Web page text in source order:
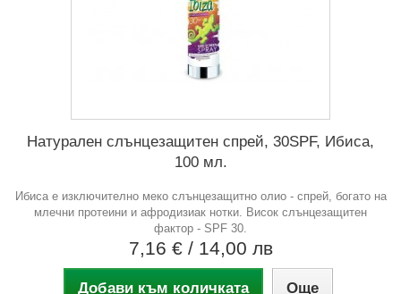
Натурален слънцезащитен спрей, 30SPF, Ибиса,
100 мл.
Ибиса е изключително меко слънцезащитно олио - спрей, богато на
млечни протеини и афродизиак нотки. Висок слънцезащитен
фактор - SPF 30.
7,16 € / 14,00 лв
Добави към количката Още